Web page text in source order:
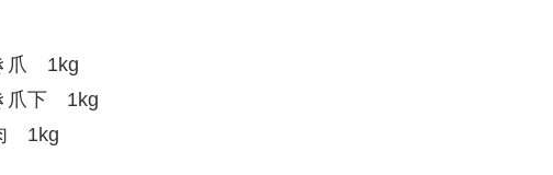
爪 1kg
爪下 1kg
1kg